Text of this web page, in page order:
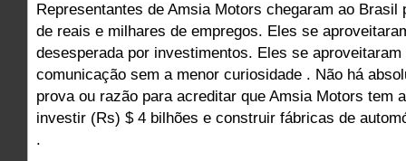
Representantes de Amsia Motors chegaram ao Brasil
de reais e milhares de empregos. Eles se
desesperada por investimentos. Eles se aproveitaram
comunicação sem a menor curiosidade . Não há
prova ou razão para acreditar que Amsia Motors tem
investir (Rs) $ 4 bilhões e construir fábricas de
.